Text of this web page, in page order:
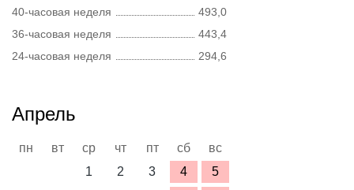
40-часовая неделя
493,0
36-часовая неделя
443,4
24-часовая неделя
294,6
Апрель
пн вт ср чт пт сб
вс
1
2 3 4
5